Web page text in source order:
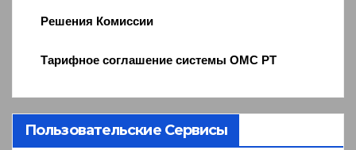
Решения Комиссии
Тарифное соглашение системы ОМС РТ
Пользовательские Сервисы